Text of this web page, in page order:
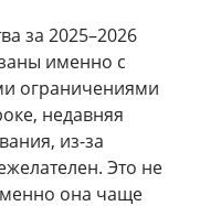
за 2025–2026
именно с
ограничениями
недавняя
из-за
Это не
она чаще